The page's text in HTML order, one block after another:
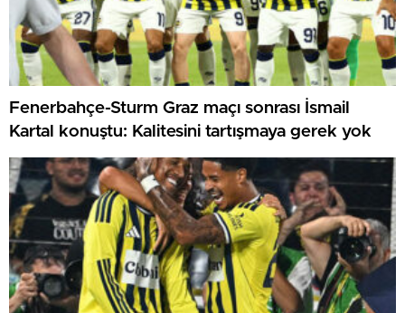
Fenerbahçe-Sturm Graz maçı sonrası İsmail
Kartal konuştu: Kalitesini tartışmaya gerek yok